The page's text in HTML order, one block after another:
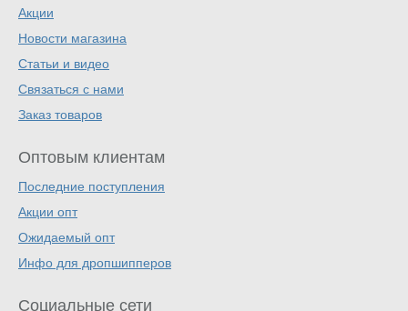
Акции
Новости магазина
Статьи и видео
Связаться с нами
Заказ товаров
Оптовым клиентам
Последние поступления
Акции опт
Ожидаемый опт
Инфо для дропшипперов
Социальные сети